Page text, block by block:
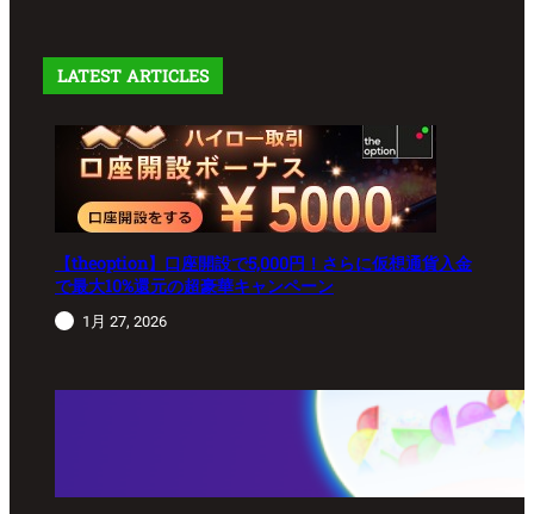
LATEST ARTICLES
【theoption】口座開設で5,000円！さらに仮想通貨入金
で最大10%還元の超豪華キャンペーン
1月 27, 2026